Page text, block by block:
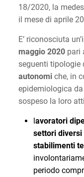
18/2020, la
il mese di aprile
E’ riconosciuta
maggio 2020pari
seguenti tipologie
autonomiche, in
epidemiologica
sospeso la loro
lavoratori
settori diversi
stabilimenti
periodo